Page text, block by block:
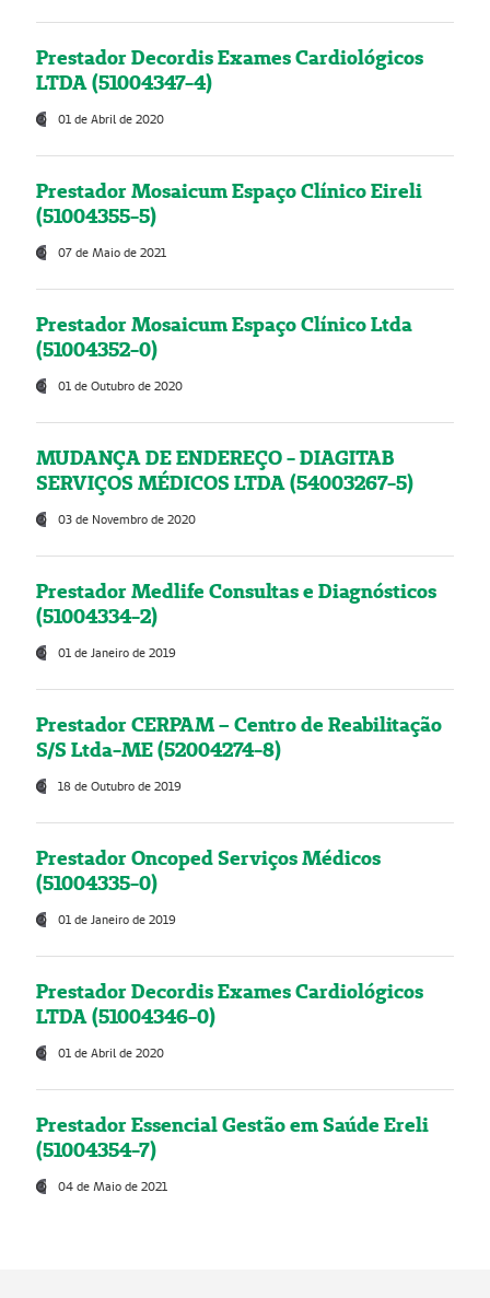
Prestador Decordis Exames Cardiológicos
LTDA (51004347-4)
01 de Abril de 2020
Prestador Mosaicum Espaço Clínico Eireli
(51004355-5)
07 de Maio de 2021
Prestador Mosaicum Espaço Clínico Ltda
(51004352-0)
01 de Outubro de 2020
MUDANÇA DE ENDEREÇO - DIAGITAB
SERVIÇOS MÉDICOS LTDA (54003267-5)
03 de Novembro de 2020
Prestador Medlife Consultas e Diagnósticos
(51004334-2)
01 de Janeiro de 2019
Prestador CERPAM – Centro de Reabilitação
S/S Ltda-ME (52004274-8)
18 de Outubro de 2019
Prestador Oncoped Serviços Médicos
(51004335-0)
01 de Janeiro de 2019
Prestador Decordis Exames Cardiológicos
LTDA (51004346-0)
01 de Abril de 2020
Prestador Essencial Gestão em Saúde Ereli
(51004354-7)
04 de Maio de 2021